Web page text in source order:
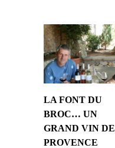
LA FONT DU
BROC… UN
GRAND VIN DE
PROVENCE